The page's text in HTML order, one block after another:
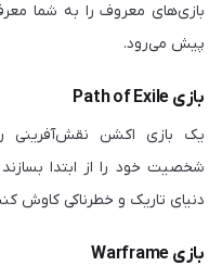
پیش می‌رود.
بازی Path of Exile
یک بازی اکشن نقش‌آفرینی
شخصیت خود را از ابتدا
دنیای تاریک و خطرناکی کاوش
بازی Warframe